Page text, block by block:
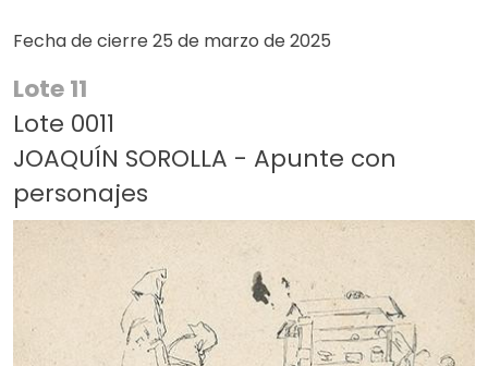
Fecha de cierre 25 de marzo de 2025
Lote 11
Lote 0011
JOAQUÍN SOROLLA - Apunte con
personajes